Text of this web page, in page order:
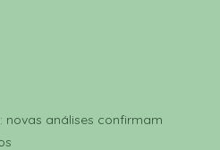
novas análises confirmam